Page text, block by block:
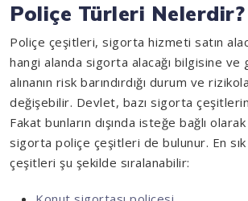
Poliçe Türleri Nelerdir?
Poliçe çeşitleri, sigorta hizmeti satın
hangi alanda sigorta alacağı bilgisine ve
alınanın risk barındırdığı durum ve
değişebilir. Devlet, bazı sigorta
Fakat bunların dışında isteğe bağlı
sigorta poliçe çeşitleri de bulunur. En
çeşitleri şu şekilde sıralanabilir: